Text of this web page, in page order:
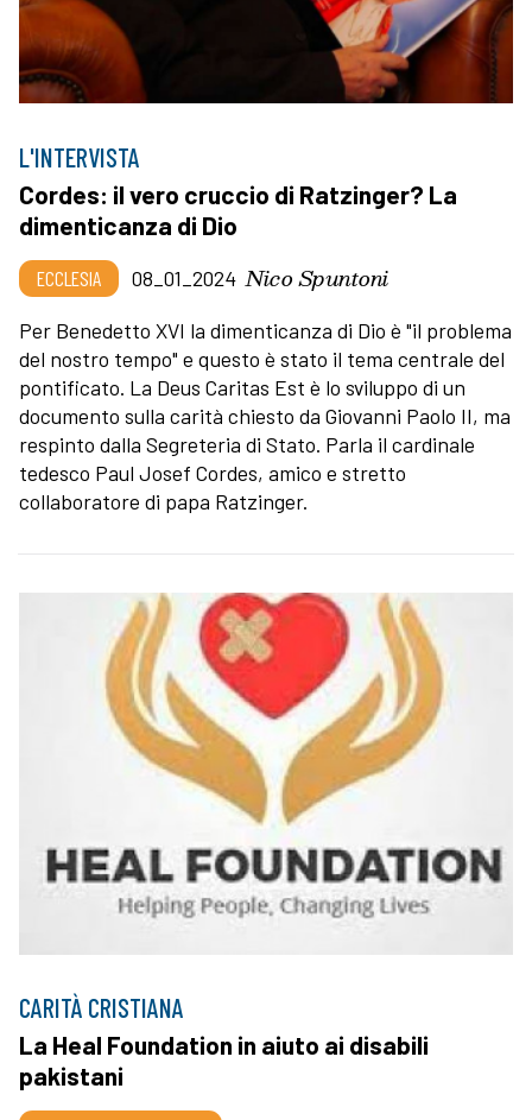
L'INTERVISTA
Cordes: il vero cruccio di Ratzinger? La
dimenticanza di Dio
ECCLESIA 08_01_2024 Nico Spuntoni
Per Benedetto XVI la dimenticanza di Dio è "il problema
del nostro tempo" e questo è stato il tema centrale del
pontificato. La Deus Caritas Est è lo sviluppo di un
documento sulla carità chiesto da Giovanni Paolo II, ma
respinto dalla Segreteria di Stato. Parla il cardinale
tedesco Paul Josef Cordes, amico e stretto
collaboratore di papa Ratzinger.
CARITÀ CRISTIANA
La Heal Foundation in aiuto ai disabili
pakistani